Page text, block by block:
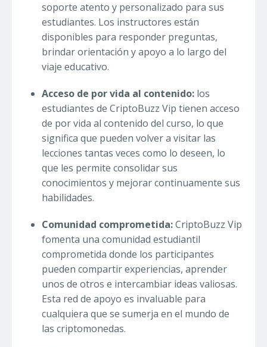
soporte atento y personalizado para sus
estudiantes. Los instructores están
disponibles para responder preguntas,
brindar orientación y apoyo a lo largo del
viaje educativo.
Acceso de por vida al contenido: los
estudiantes de CriptoBuzz Vip tienen acceso
de por vida al contenido del curso, lo que
significa que pueden volver a visitar las
lecciones tantas veces como lo deseen, lo
que les permite consolidar sus
conocimientos y mejorar continuamente sus
habilidades.
Comunidad comprometida:CriptoBuzz Vip
fomenta una comunidad estudiantil
comprometida donde los participantes
pueden compartir experiencias, aprender
unos de otros e intercambiar ideas valiosas.
Esta red de apoyo es invaluable para
cualquiera que se sumerja en el mundo de
las criptomonedas.